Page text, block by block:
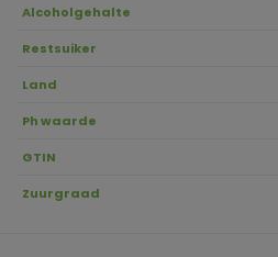
Alcoholgehalte
Restsuiker
Land
Ph waarde
GTIN
Zuurgraad